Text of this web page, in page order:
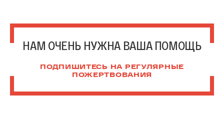
НАМ ОЧЕНЬ НУЖНА ВАША ПОМОЩЬ
ПОДПИШИТЕСЬ НА РЕГУЛЯРНЫЕ
ПОЖЕРТВОВАНИЯ